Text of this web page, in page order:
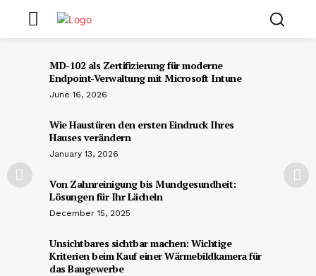
MD-102 als Zertifizierung für moderne
Endpoint-Verwaltung mit Microsoft Intune
June 16, 2026
Wie Haustüren den ersten Eindruck Ihres
Hauses verändern
January 13, 2026
Von Zahnreinigung bis Mundgesundheit:
Lösungen für Ihr Lächeln
December 15, 2025
Unsichtbares sichtbar machen: Wichtige
Kriterien beim Kauf einer Wärmebildkamera für
das Baugewerbe